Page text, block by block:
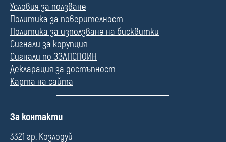
Условия за ползване
Политика за поверителност
Политика за използване на бисквитки
Сигнали за корупция
Сигнали по ЗЗЛПСПОИН
Декларация за достъпност
Карта на сайта
П
л
За контакти
3321 гр. Козлодуй